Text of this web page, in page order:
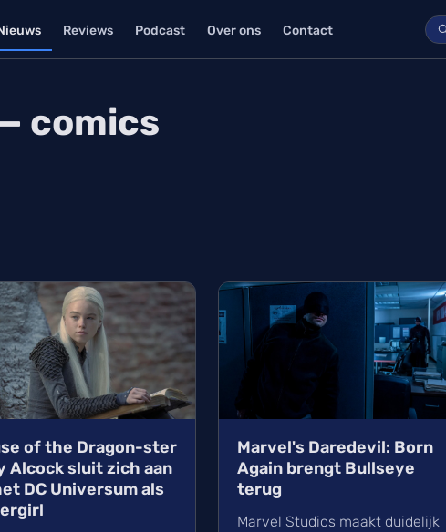
Reviews Podcast Over ons Contact
comics
of the Dragon-ster
Alcock sluit zich aan
DC Universum als
Marvel's Daredevil: Born
Again brengt Bullseye
terug
Marvel Studios maakt duidelijk